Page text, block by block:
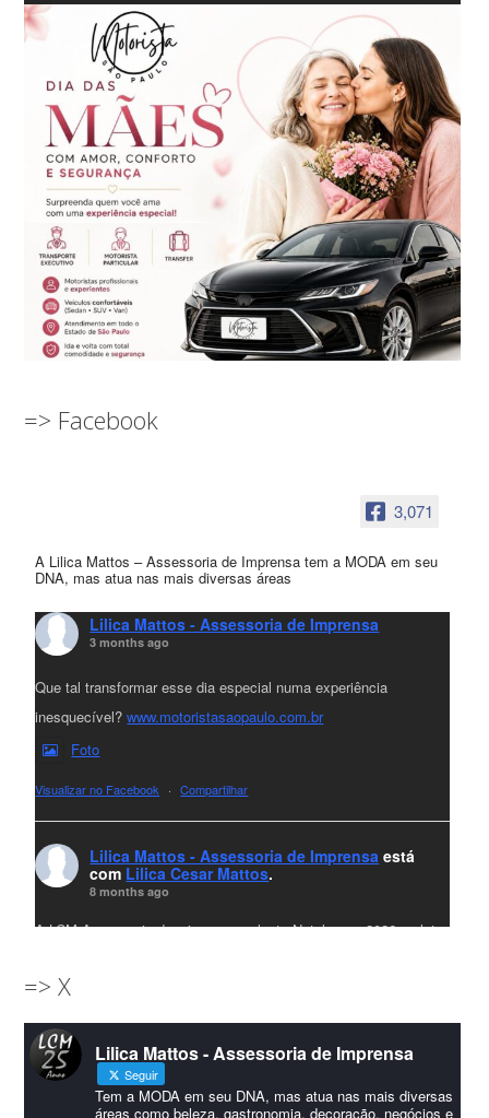
=> Facebook
3,071
A Lilica Mattos – Assessoria de Imprensa tem a MODA em seu
DNA, mas atua nas mais diversas áreas
Lilica Mattos - Assessoria de Imprensa
3 months ago
Que tal transformar esse dia especial numa experiência
inesquecível?www.motoristasaopaulo.com.br
Foto
Visualizar no Facebook · Compartilhar
Lilica Mattos - Assessoria de Imprensa está
com Lilica Cesar Mattos.
8 months ago
A LCM Assessoria deseja um excelente Natal e um 2026 repleto
amigos que sempre nos acompanham!🎄✨🥂❤️
#lcmassessoriassessoria#natal #merrychristmas #felizanonovo
#HappyNewYear
Foto
=> X
Lilica Mattos - Assessoria de Imprensa
Seguir
Tem a MODA em seu DNA, mas atua nas mais diversas
áreas como beleza, gastronomia, decoração, negócios e